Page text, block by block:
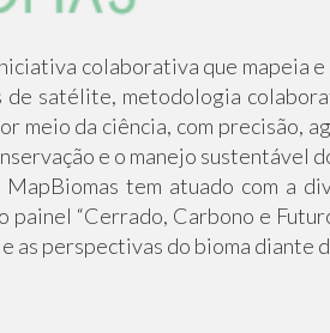
colaborativa que mapeia
de satélite, metodologia
da ciência, com precisão,
e o manejo sustentável
tem atuado com a
painel “Cerrado, Carbono e
as perspectivas do bioma diante